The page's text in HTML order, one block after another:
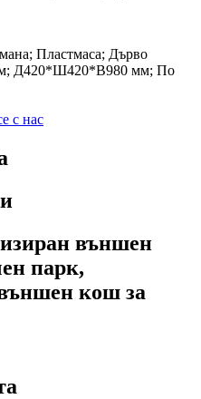
Пластмаса; Дърво
Д420*Ш420*В980 мм; По
с нас
външен
парк,
кош за